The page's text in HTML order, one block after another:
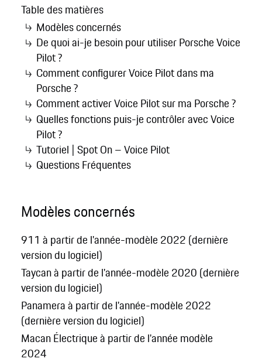
Table des matières
Modèles concernés
De quoi ai-je besoin pour utiliser Porsche Voice
Pilot ?
Comment configurer Voice Pilot dans ma
Porsche ?
Comment activer Voice Pilot sur ma Porsche ?
Quelles fonctions puis-je contrôler avec Voice
Pilot ?
Tutoriel | Spot On – Voice Pilot
Questions Fréquentes
Modèles concernés
911 à partir de l'année-modèle 2022 (dernière
version du logiciel)
Taycan à partir de l'année-modèle 2020 (dernière
version du logiciel)
Panamera à partir de l'année-modèle 2022
(dernière version du logiciel)
Macan Électrique à partir de l'année modèle
2024